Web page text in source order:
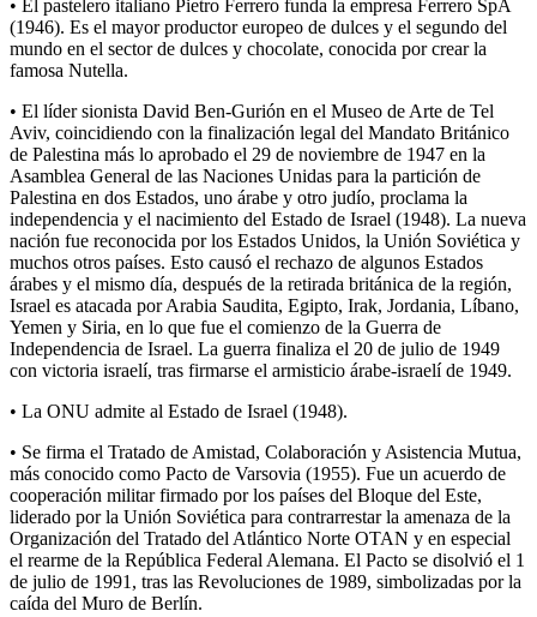
• El pastelero italiano Pietro Ferrero funda la empresa Ferrero SpA
(1946). Es el mayor productor europeo de dulces y el segundo del
mundo en el sector de dulces y chocolate, conocida por crear la
famosa Nutella.
• El líder sionista David Ben-Gurión en el Museo de Arte de Tel
Aviv, coincidiendo con la finalización legal del Mandato Británico
de Palestina más lo aprobado el 29 de noviembre de 1947 en la
Asamblea General de las Naciones Unidas para la partición de
Palestina en dos Estados, uno árabe y otro judío, proclama la
independencia y el nacimiento del Estado de Israel (1948). La nueva
nación fue reconocida por los Estados Unidos, la Unión Soviética y
muchos otros países. Esto causó el rechazo de algunos Estados
árabes y el mismo día, después de la retirada británica de la región,
Israel es atacada por Arabia Saudita, Egipto, Irak, Jordania, Líbano,
Yemen y Siria, en lo que fue el comienzo de la Guerra de
Independencia de Israel. La guerra finaliza el 20 de julio de 1949
con victoria israelí, tras firmarse el armisticio árabe-israelí de 1949.
• La ONU admite al Estado de Israel (1948).
• Se firma el Tratado de Amistad, Colaboración y Asistencia Mutua,
más conocido como Pacto de Varsovia (1955). Fue un acuerdo de
cooperación militar firmado por los países del Bloque del Este,
liderado por la Unión Soviética para contrarrestar la amenaza de la
Organización del Tratado del Atlántico Norte OTAN y en especial
el rearme de la República Federal Alemana. El Pacto se disolvió el 1
de julio de 1991, tras las Revoluciones de 1989, simbolizadas por la
caída del Muro de Berlín.